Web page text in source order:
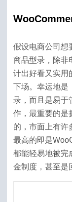
假设电商公司想
商品型录，除非
计出好看又实用
下场。幸运地是
录，而且是易于
作，最重要的是
的，市面上有许
最高的即是
都能轻易地被完
金制度，甚至是